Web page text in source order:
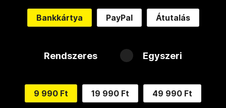
Bankkártya PayPal Átutalás
Rendszeres Egyszeri
9 990 Ft 19 990 Ft 49 990 Ft